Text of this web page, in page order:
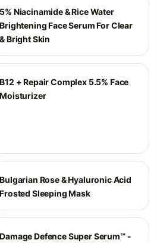
5% Niacinamide & Rice Water
Brightening Face Serum For Clear
& Bright Skin
B12 + Repair Complex 5.5% Face
Moisturizer
Bulgarian Rose & Hyaluronic Acid
Frosted Sleeping Mask
Damage Defence Super Serum™ -